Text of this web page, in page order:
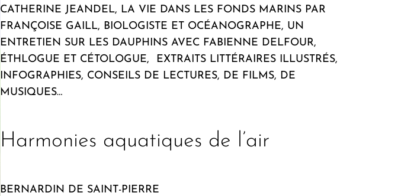
CATHERINE JEANDEL, LA VIE DANS LES FONDS MARINS PAR
FRANÇOISE GAILL, BIOLOGISTE ET OCÉANOGRAPHE, UN
ENTRETIEN SUR LES DAUPHINS AVEC FABIENNE DELFOUR,
ÉTHLOGUE ET CÉTOLOGUE, EXTRAITS LITTÉRAIRES ILLUSTRÉS,
INFOGRAPHIES, CONSEILS DE LECTURES, DE FILMS, DE
MUSIQUES…
Harmonies aquatiques de l’air
BERNARDIN DE SAINT-PIERRE